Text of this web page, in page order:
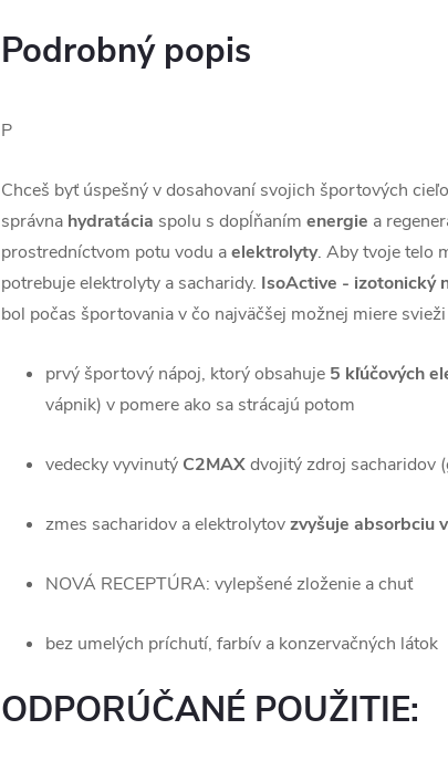
Podrobný popis
P
Chceš byť úspešný v dosahovaní svojich športových
správna hydratácia spolu s dopĺňaním energie a
prostredníctvom potu vodu aelektrolyty. Aby tvoje telo
potrebuje elektrolyty a sacharidy. IsoActive - izotonický
bol počas športovania v čo najväčšej možnej miere
prvý športový nápoj, ktorý obsahuje 5 kľúčových
vápnik) v pomere ako sa strácajú potom
vedecky vyvinutý C2MAXdvojitý zdroj sacharidov
zmes sacharidov a elektrolytovzvyšuje absorbciu
NOVÁ RECEPTÚRA: vylepšené zloženie a chuť
bez umelých príchutí, farbív a konzervačných látok
ODPORÚČANÉ POUŽITIE: